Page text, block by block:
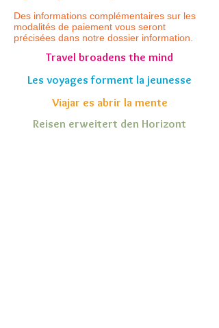
Des informations complémentaires sur les
modalités de paiement vous seront
précisées dans notre dossier information.
Travel broadens the mind
Les voyages forment la jeunesse
Viajar es abrir la mente
Reisen erweitert den Horizont